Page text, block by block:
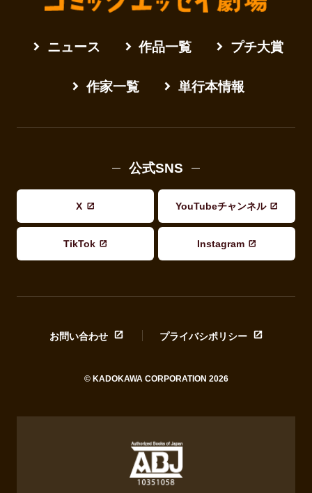
ニュース 作品一覧 プチ大賞
作家一覧 単行本情報
公式SNS
X YouTubeチャンネル
TikTok Instagram
お問い合わせ プライバシポリシー
© KADOKAWA CORPORATION 2026